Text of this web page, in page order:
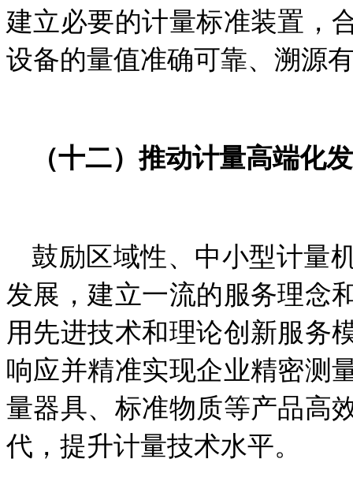
建立必要的计量标准装置，
设备的量值准确可靠、溯源
（十二）推动计量高端化
鼓励区域性、中小型计量
发展，建立一流的服务理念
用先进技术和理论创新服务
响应并精准实现企业精密测
量器具、标准物质等产品高
代，提升计量技术水平。